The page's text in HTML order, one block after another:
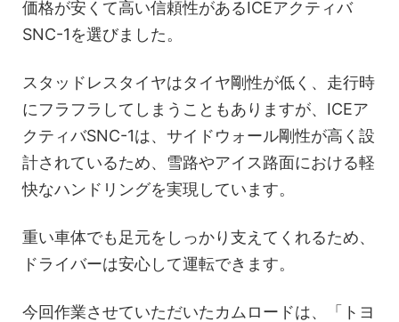
価格が安くて高い信頼性があるICEアクティバ
SNC-1を選びました。
スタッドレスタイヤはタイヤ剛性が低く、走行時
にフラフラしてしまうこともありますが、ICEア
クティバSNC-1は、サイドウォール剛性が高く設
計されているため、雪路やアイス路面における軽
快なハンドリングを実現しています。
重い車体でも足元をしっかり支えてくれるため、
ドライバーは安心して運転できます。
今回作業させていただいたカムロードは、「トヨ